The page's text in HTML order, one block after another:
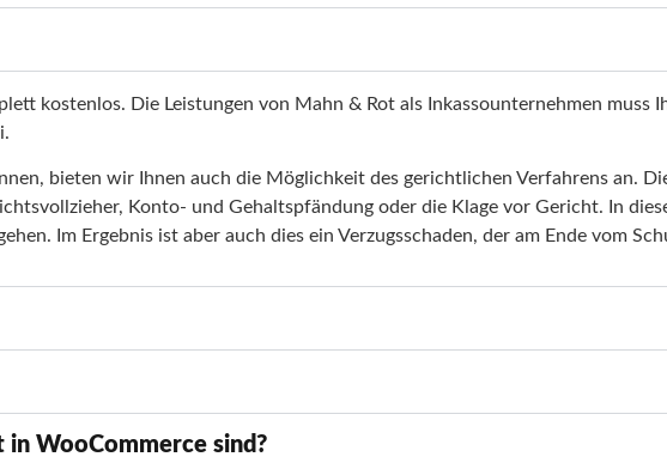
kostenlos. Die Leistungen von Mahn & Rot als Inkassounternehmen muss
bieten wir Ihnen auch die Möglichkeit des gerichtlichen Verfahrens an.
Konto- und Gehaltspfändung oder die Klage vor Gericht. In
Im Ergebnis ist aber auch dies ein Verzugsschaden, der am Ende vom
in WooCommerce sind?